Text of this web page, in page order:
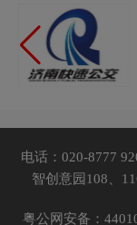
电话：020-8777
智创意园108、
粤公网安备：